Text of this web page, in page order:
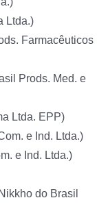
Ltda.)
Farmacêuticos
Prods. Med. e
Ltda. EPP)
e Ind. Ltda.)
e Ind. Ltda.)
do Brasil